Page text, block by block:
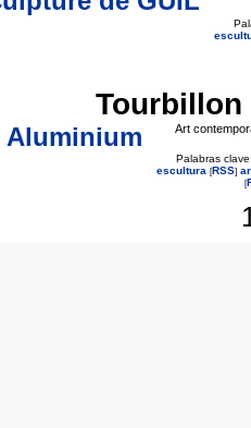
Tourbillon
Art
Palabras
escultura [RSS]
[